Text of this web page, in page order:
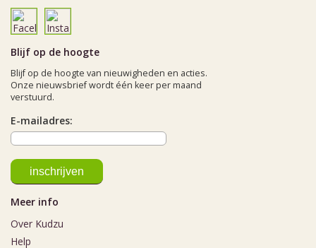
Blijf op de hoogte
Blijf op de hoogte van nieuwigheden en acties.
Onze nieuwsbrief wordt één keer per maand
verstuurd.
E-mailadres:
Meer info
Over Kudzu
Help